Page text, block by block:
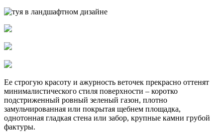
Ее строгую красоту и ажурность веточек прекрасно оттенят
минималистического стиля поверхности – коротко
подстриженный ровный зеленый газон, плотно
замульчированная или покрытая щебнем площадка,
однотонная гладкая стена или забор, крупные камни грубой
фактуры.